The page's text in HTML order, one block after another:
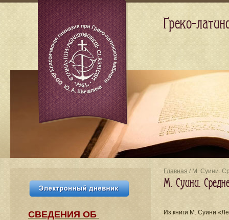
Главная / М. Суини.
М. Суини.
Из книги М. Суини
СВЕДЕНИЯ​ ОБ
Греко-